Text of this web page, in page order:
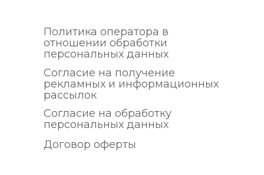
Политика оператора в
отношении обработки
персональных данных
Согласие на получение
рекламных и информационных
рассылок
Согласие на обработку
персональных данных
Договор оферты